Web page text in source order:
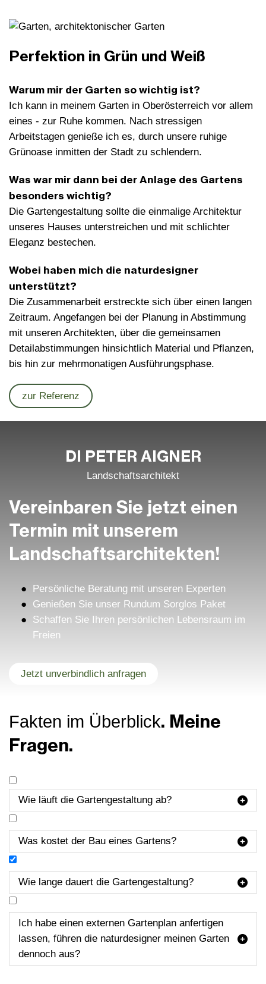
Perfektion in Grün und Weiß
Warum mir der Garten so wichtig ist?
Ich kann in meinem Garten in Oberösterreich vor allem
eines - zur Ruhe kommen. Nach stressigen
Arbeitstagen genieße ich es, durch unsere ruhige
Grünoase inmitten der Stadt zu schlendern.
Was war mir dann bei der Anlage des Gartens
besonders wichtig?
Die Gartengestaltung sollte die einmalige Architektur
unseres Hauses unterstreichen und mit schlichter
Eleganz bestechen.
Wobei haben mich die naturdesigner
unterstützt?
Die Zusammenarbeit erstreckte sich über einen langen
Zeitraum. Angefangen bei der Planung in Abstimmung
mit unseren Architekten, über die gemeinsamen
Detailabstimmungen hinsichtlich Material und Pflanzen,
bis hin zur mehrmonatigen Ausführungsphase.
zur Referenz
DI PETER AIGNER
Landschafts­architekt
Vereinbaren Sie jetzt einen
Termin mit unserem
Landschafts­architekten!
Persönliche Beratung mit unseren Experten
Genießen Sie unser Rundum Sorglos Paket
Schaffen Sie Ihren persönlichen Lebensraum im
Freien
Jetzt unverbindlich anfragen
Fakten im Überblick. Meine
Fragen.
Wie läuft die Gartengestaltung ab? 
Was kostet der Bau eines Gartens? 
Wie lange dauert die Gartengestaltung? 
Der gesamte Prozess, inklusive Planung, dauert
einige Zeit und kann über mehrere Monate gehen.
Als ungefähre Faustregel gilt 15.-20.000€
Bauvolumen = 1 Arbeitswoche Bauzeit. Aber auch
Ich habe einen externen Gartenplan anfertigen
lassen, führen die naturdesigner meinen Garten
dennoch aus?
